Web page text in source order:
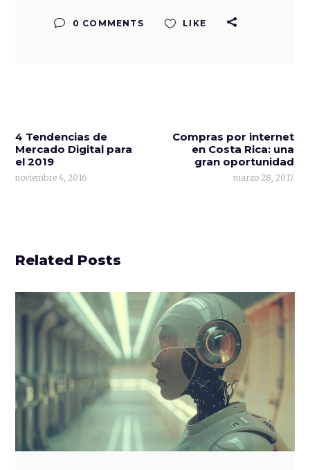
0 COMMENTS LIKE
4 Tendencias de
Mercado Digital para
el 2019
noviembre 4, 2016
Compras por internet
en Costa Rica: una
gran oportunidad
marzo 28, 2017
Related Posts